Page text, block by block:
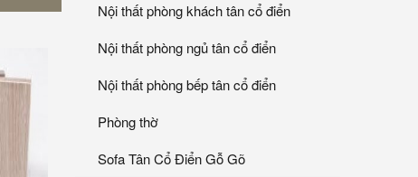
Nội thất phòng khách tân cổ điển
Nội thất phòng ngủ tân cổ điển
Nội thất phòng bếp tân cổ điển
Phòng thờ
Sofa Tân Cổ Điển Gỗ Gõ